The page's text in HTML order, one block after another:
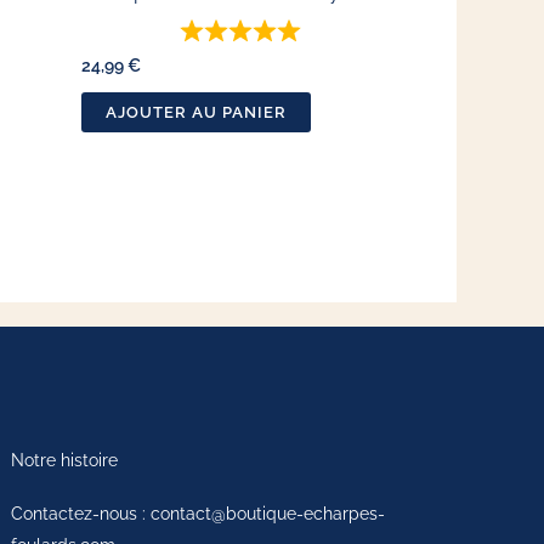
24,99€
AJOUTER AU PANIER
Notre histoire
Contactez-nous : contact@boutique-echarpes-